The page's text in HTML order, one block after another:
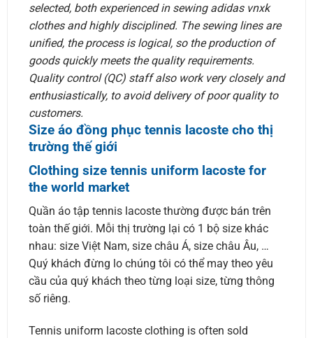
selected, both experienced in sewing adidas vnxk
clothes and highly disciplined. The sewing lines are
unified, the process is logical, so the production of
goods quickly meets the quality requirements.
Quality control (QC) staff also work very closely and
enthusiastically, to avoid delivery of poor quality to
customers.
Size áo đồng phục tennis lacoste cho thị
trường thế giới
Clothing size tennis uniform lacoste for
the world market
Quần áo tập tennis lacoste thường được bán trên
toàn thế giới. Mỗi thị trường lại có 1 bộ size khác
nhau: size Việt Nam, size châu Á, size châu Âu, …
Quý khách đừng lo chúng tôi có thể may theo yêu
cầu của quý khách theo từng loại size, từng thông
số riêng.
Tennis uniform lacoste clothing is often sold